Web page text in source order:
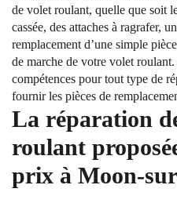
de volet roulant, quelle que soit
cassée, des attaches à ragrafer,
remplacement d’une simple
de marche de votre volet
compétences pour tout type de
fournir les pièces de
La réparation
roulant
prix à Moon-